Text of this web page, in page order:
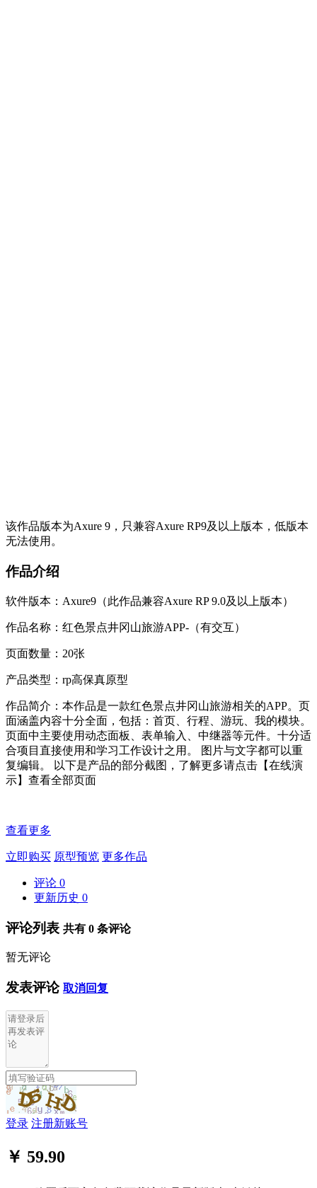
该作品版本为Axure 9，只兼容Axure RP9及以上版本，低版本
无法使用。
作品介绍
软件版本：Axure9（此作品兼容Axure RP 9.0及以上版本）
作品名称：红色景点井冈山旅游APP-（有交互）
页面数量：20张
产品类型：rp高保真原型
作品简介：本作品是一款红色景点井冈山旅游相关的APP。页
面涵盖内容十分全面，包括：首页、行程、游玩、我的模块。
页面中主要使用动态面板、表单输入、中继器等元件。十分适
合项目直接使用和学习工作设计之用。 图片与文字都可以重
复编辑。 以下是产品的部分截图，了解更多请点击【在线演
示】查看全部页面
查看更多
立即购买 原型预览 更多作品
评论 0
更新历史 0
评论列表 共有 0 条评论
暂无评论
发表评论 取消回复
登录 注册新账号
￥ 59.90